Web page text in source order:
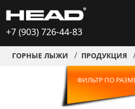
+7 (903) 726-44-83
ГОРНЫЕ ЛЫЖИ ПРОДУКЦИЯ
ФИЛЬТР ПО